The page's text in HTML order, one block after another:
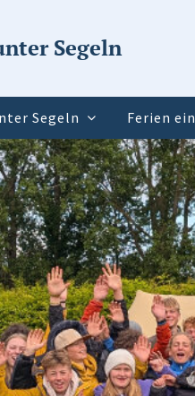
Segeln
Segeln Ferien